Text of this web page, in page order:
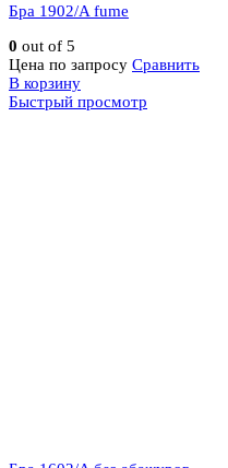
Бра 1902/A fume
0 out of 5
Цена по запросу Сравнить
В корзину
Быстрый просмотр